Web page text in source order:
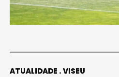
ATUALIDADE VISEU